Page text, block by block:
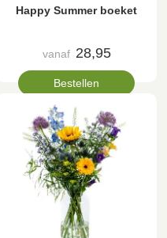
Happy Summer boeket
vanaf 28,95
Bestellen